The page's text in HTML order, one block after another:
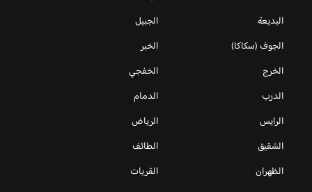
البديعة
الجبيل
الجوف (سكاكا)
الخبر
الخرج
الخفجي
الدرب
الدمام
الرايس
الرياض
الشقيق
الطائف
الظهران
القريات